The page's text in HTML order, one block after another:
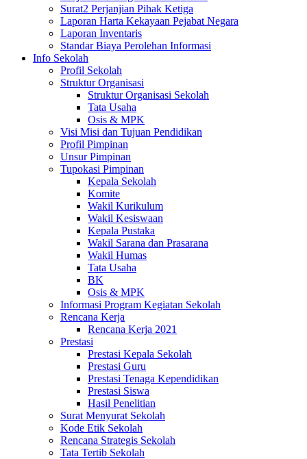
Surat2 Perjanjian Pihak Ketiga
Laporan Harta Kekayaan Pejabat Negara
Laporan Inventaris
Standar Biaya Perolehan Informasi
Info Sekolah
Profil Sekolah
Struktur Organisasi
Struktur Organisasi Sekolah
Tata Usaha
Osis & MPK
Visi Misi dan Tujuan Pendidikan
Profil Pimpinan
Unsur Pimpinan
Tupokasi Pimpinan
Kepala Sekolah
Komite
Wakil Kurikulum
Wakil Kesiswaan
Kepala Pustaka
Wakil Sarana dan Prasarana
Wakil Humas
Tata Usaha
BK
Osis & MPK
Informasi Program Kegiatan Sekolah
Rencana Kerja
Rencana Kerja 2021
Prestasi
Prestasi Kepala Sekolah
Prestasi Guru
Prestasi Tenaga Kependidikan
Prestasi Siswa
Hasil Penelitian
Surat Menyurat Sekolah
Kode Etik Sekolah
Rencana Strategis Sekolah
Tata Tertib Sekolah